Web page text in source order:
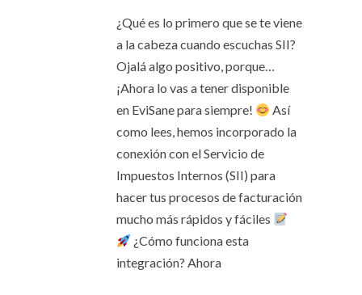
¿Qué es lo primero que se te viene
a la cabeza cuando escuchas SII?
Ojalá algo positivo, porque…
¡Ahora lo vas a tener disponible
en EviSane para siempre!
Así
como lees, hemos incorporado la
conexión con el Servicio de
Impuestos Internos (SII) para
hacer tus procesos de facturación
mucho más rápidos y fáciles
¿Cómo funciona esta
integración? Ahora